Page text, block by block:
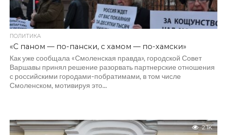
ПОЛИТИКА
«С паном — по-пански, с хамом — по-хамски»
Как уже сообщала «Смоленская правда», городской Совет
Варшавы принял решение разорвать партнерские отношения
с российскими городами-побратимами, в том числе
Смоленском, мотивируя это...
2.1K